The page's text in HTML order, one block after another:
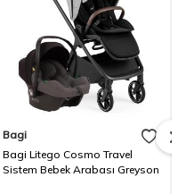
Bagi
Bagi Litego Cosmo Travel
Sistem Bebek Arabası Greyson